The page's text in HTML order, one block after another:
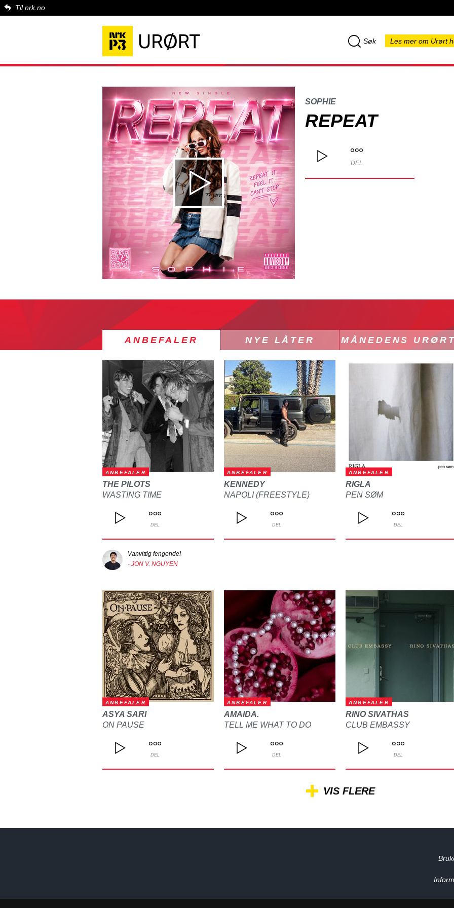
Til nrk.no
Søk Les mer om Urørt
SOPHIE
REPEAT
DEL
ANBEFALER NYE LÅTER MÅNEDENS
ANBEFALER
THE PILOTS
WASTING TIME
DEL
Vanvittig fengende!
- JON V. NGUYEN
ANBEFALER
KENNEDY
NAPOLI (FREESTYLE)
DEL
ANBEFALER
RIGLA
PEN SØM
DEL
ANBEFALER
ASYA SARI
ON PAUSE
DEL
ANBEFALER
AMAIDA.
TELL ME WHAT TO DO
DEL
ANBEFALER
RINO SIVATHAS
CLUB EMBASSY
DEL
VIS FLERE